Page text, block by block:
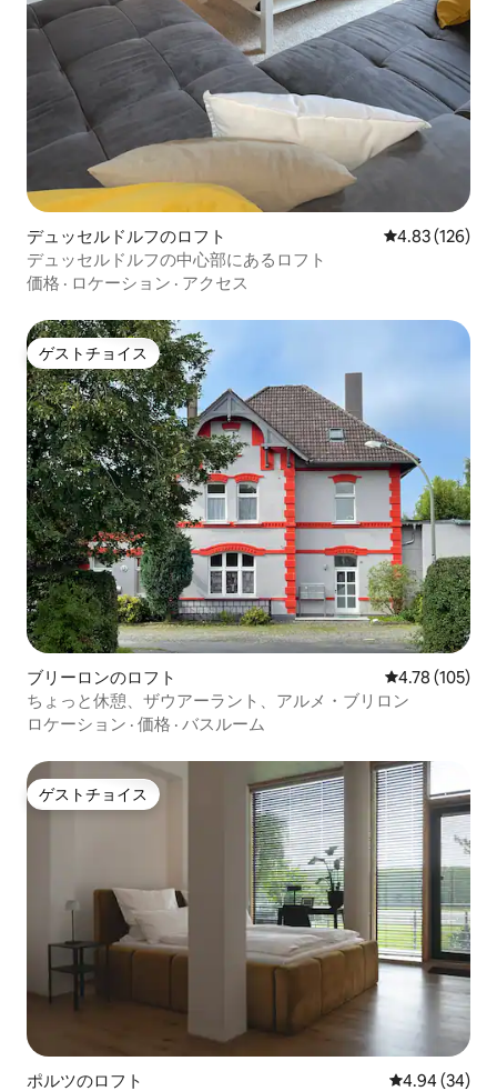
デュッセルドルフのロフト レビュー126
4.83 (126)
デュッセルドルフの中心部にあるロフト
価格 · ロケーション · アクセス
ゲストチョイス
ゲストチョイス
ブリーロンのロフト レビュー105
4.78 (105)
ちょっと休憩、ザウアーラント、アルメ・ブリロン
ロケーション · 価格 · バスルーム
ゲストチョイス
ゲストチョイス
ポルツのロフト レビュー34
4.94 (34)